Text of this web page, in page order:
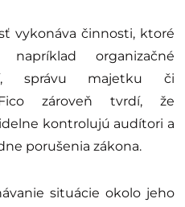
vykonáva činnosti, ktoré
organizačné
správu majetku či
zároveň tvrdí, že
kontrolujú audítori a
porušenia zákona.
situácie okolo jeho